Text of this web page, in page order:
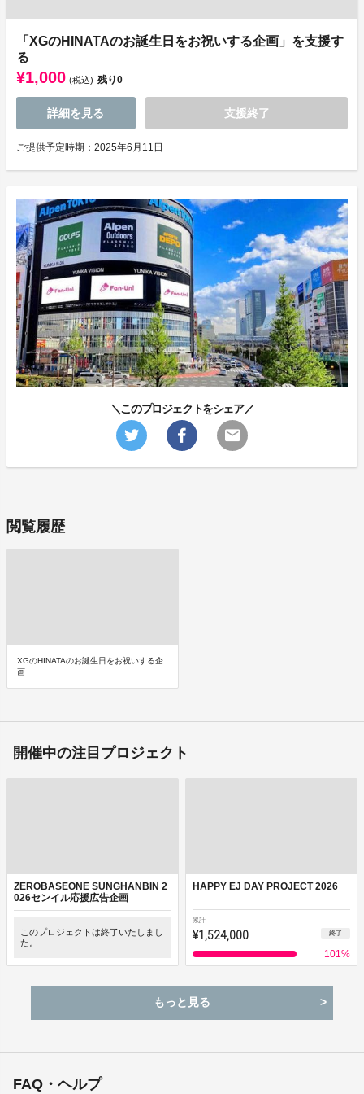
「XGのHINATAのお誕生日をお祝いする企画」を支援す
る
¥1,000 (税込) 残り0
詳細を見る 支援終了
ご提供予定時期：2025年6月11日
＼このプロジェクトをシェア／
閲覧履歴
XGのHINATAのお誕生日をお祝いする企
画
開催中の注目プロジェクト
ZEROBASEONE SUNGHANBIN 2
026センイル応援広告企画
このプロジェクトは終了いたしまし
た。
HAPPY EJ DAY PROJECT 2026
累計
¥1,524,000 終了
101%
もっと見る
FAQ・ヘルプ